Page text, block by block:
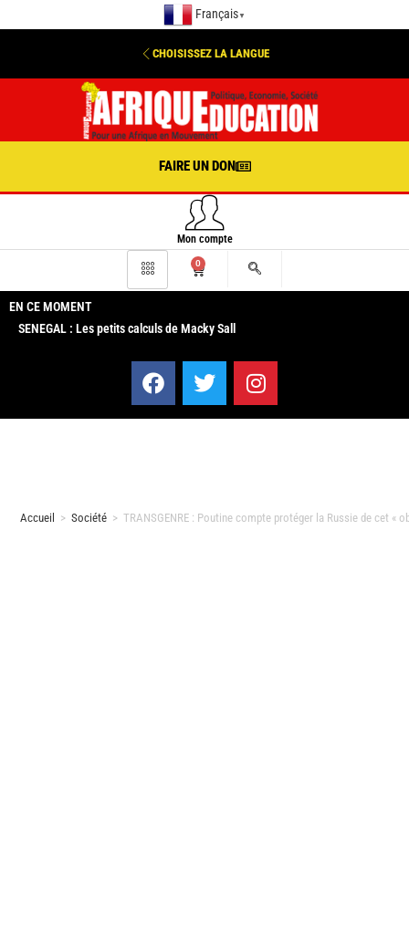
Français ▼
CHOISISSEZ LA LANGUE
FAIRE UN DON
Mon compte
0
EN CE MOMENT
SENEGAL : Les petits calculs de Macky Sall
Accueil > Société > TRANSGENRE : Poutine compte protéger la Russie de cet «